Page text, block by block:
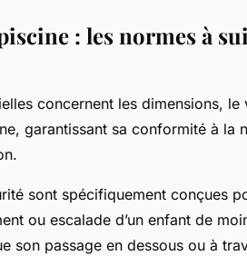
: les normes à
concernent les dimensions, le
garantissant sa conformité à la
sont spécifiquement conçues
ou escalade d’un enfant de
son passage en dessous ou à